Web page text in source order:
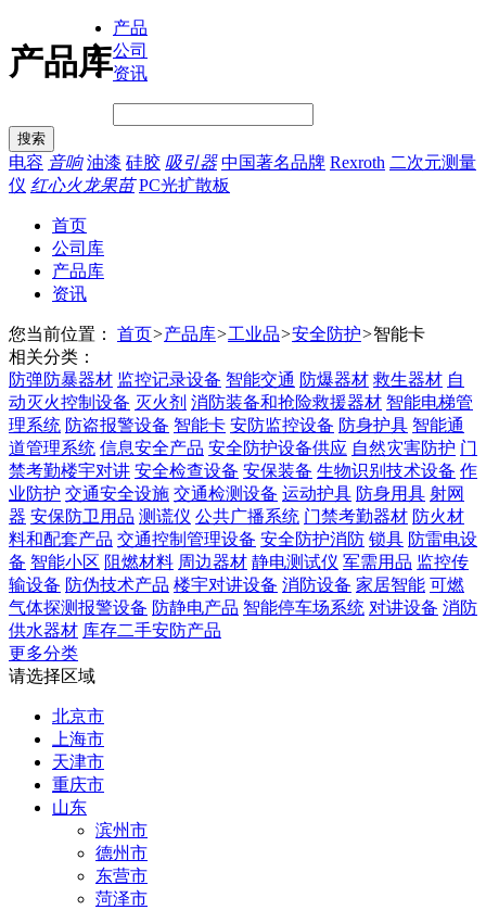
产品库
产品
公司
资讯
电容 音响 油漆 硅胶 吸引器 中国著名品牌 Rexroth 二次元测量
仪 红心火龙果苗 PC光扩散板
首页
公司库
产品库
资讯
您当前位置： 首页>产品库>工业品>安全防护>智能卡
相关分类：
防弹防暴器材 监控记录设备 智能交通 防爆器材 救生器材 自
动灭火控制设备 灭火剂 消防装备和抢险救援器材 智能电梯管
理系统 防盗报警设备 智能卡 安防监控设备 防身护具 智能通
道管理系统 信息安全产品 安全防护设备供应 自然灾害防护 门
禁考勤楼宇对讲 安全检查设备 安保装备 生物识别技术设备 作
业防护 交通安全设施 交通检测设备 运动护具 防身用具 射网
器 安保防卫用品 测谎仪 公共广播系统 门禁考勤器材 防火材
料和配套产品 交通控制管理设备 安全防护消防 锁具 防雷电设
备 智能小区 阻燃材料 周边器材 静电测试仪 军需用品 监控传
输设备 防伪技术产品 楼宇对讲设备 消防设备 家居智能 可燃
气体探测报警设备 防静电产品 智能停车场系统 对讲设备 消防
供水器材 库存二手安防产品
更多分类
请选择区域
北京市
上海市
天津市
重庆市
山东
滨州市
德州市
东营市
菏泽市